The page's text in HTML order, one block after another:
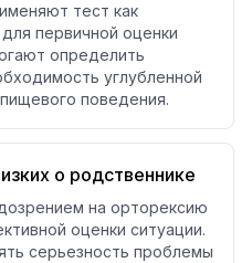
тест как
первичной оценки
определить
углубленной
поведения.
о родственнике
на орторексию
оценки ситуации.
серьезность проблемы